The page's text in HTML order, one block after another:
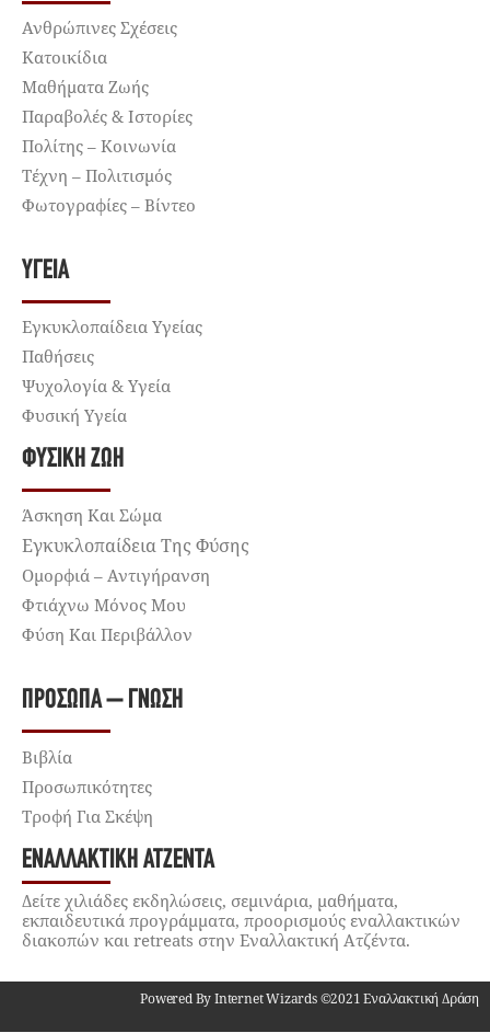
Ανθρώπινες Σχέσεις
Κατοικίδια
Μαθήματα Ζωής
Παραβολές & Ιστορίες
Πολίτης – Κοινωνία
Τέχνη – Πολιτισμός
Φωτογραφίες – Βίντεο
ΥΓΕΊΑ
Εγκυκλοπαίδεια Υγείας
Παθήσεις
Ψυχολογία & Υγεία
Φυσική Υγεία
ΦΥΣΙΚΉ ΖΩΉ
Άσκηση Και Σώμα
Εγκυκλοπαίδεια Της Φύσης
Ομορφιά – Αντιγήρανση
Φτιάχνω Μόνος Μου
Φύση Και Περιβάλλον
ΠΡΌΣΩΠΑ – ΓΝΏΣΗ
Βιβλία
Προσωπικότητες
Τροφή Για Σκέψη
ΕΝΑΛΛΑΚΤΙΚΉ ΑΤΖΈΝΤΑ
Δείτε χιλιάδες εκδηλώσεις, σεμινάρια, μαθήματα,
εκπαιδευτικά προγράμματα, προορισμούς εναλλακτικών
διακοπών και retreats στην Εναλλακτική Ατζέντα.
Powered By Internet Wizards ©2021 Εναλλακτική Δράση